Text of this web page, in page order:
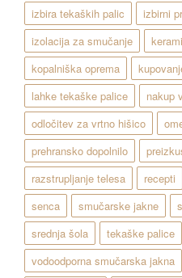
izbira tekaških palic
izbirni
izolacija za smučanje
kopalniška oprema
lahke tekaške palice
nakup
odločitev za vrtno hišico
prehransko dopolnilo
razstrupljanje telesa
recepti
senca
smučarske jakne
srednja šola
tekaške palice
vodoodporna smučarska jakna